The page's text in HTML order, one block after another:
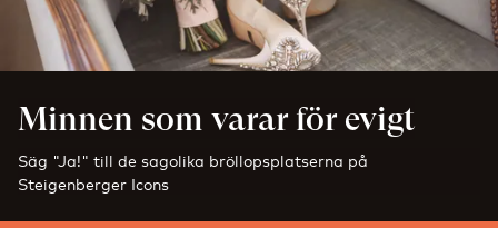
Minnen som varar för evigt
Säg "Ja!" till de sagolika bröllopsplatserna på
Steigenberger Icons